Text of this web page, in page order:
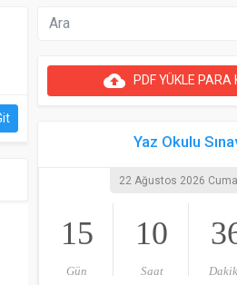
cloud_uploadPDF YÜKLE PARA
Yaz Okulu
22 Ağustos 2026
15
Gün
10
Saat